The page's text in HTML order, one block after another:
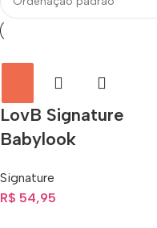
LovB Signature
Babylook
Signature
R$ 54,95